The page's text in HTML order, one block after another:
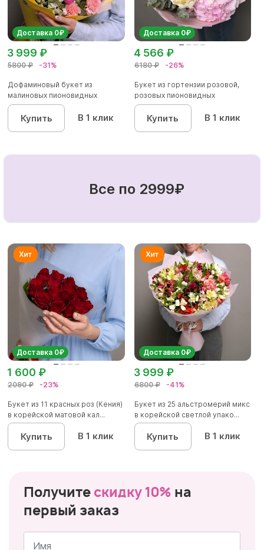
Доставка 0₽
5800 ₽ -31%
3 999 ₽
Дофаминовый букет из
малиновых пионовидных
кустовых роз...
Купить В 1 клик
Доставка 0₽
6180 ₽ -26%
4 566 ₽
Букет из гортензии розовой,
розовых пионовидных
кустовы...
Купить В 1 клик
Все по 2999₽
Доставка 0₽
2090 ₽ -23%
1 600 ₽
Букет из 11 красных роз (Кения)
в корейской матовой кал...
Купить В 1 клик
Доставка 0₽
6800 ₽ -41%
3 999 ₽
Букет из 25 альстромерий микс
в корейской светлой упако...
Купить В 1 клик
Получите скидку 10% на
первый заказ